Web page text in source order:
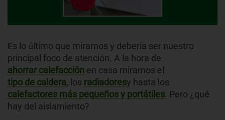
Es lo último que miramos y debería ser nuestro
principal foco de atención. A la hora de
ahorrar calefacción en casa miramos el
tipo de caldera, los radiadoresy hasta los
calefactores más pequeños y portátiles. Pero ¿qué
hay del aislamiento?